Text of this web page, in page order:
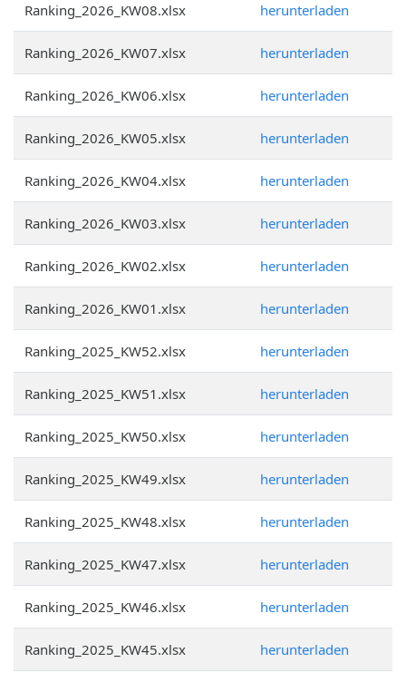
Ranking_2026_KW08.xlsx herunterladen
Ranking_2026_KW07.xlsx herunterladen
Ranking_2026_KW06.xlsx herunterladen
Ranking_2026_KW05.xlsx herunterladen
Ranking_2026_KW04.xlsx herunterladen
Ranking_2026_KW03.xlsx herunterladen
Ranking_2026_KW02.xlsx herunterladen
Ranking_2026_KW01.xlsx herunterladen
Ranking_2025_KW52.xlsx herunterladen
Ranking_2025_KW51.xlsx herunterladen
Ranking_2025_KW50.xlsx herunterladen
Ranking_2025_KW49.xlsx herunterladen
Ranking_2025_KW48.xlsx herunterladen
Ranking_2025_KW47.xlsx herunterladen
Ranking_2025_KW46.xlsx herunterladen
Ranking_2025_KW45.xlsx herunterladen